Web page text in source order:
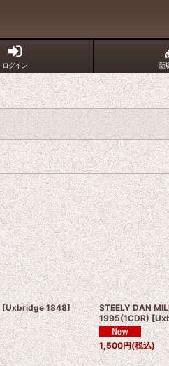
ログイン 新
[Uxbridge 1848]
STEELY DAN
1995(1CDR) [
1,500円(税込)